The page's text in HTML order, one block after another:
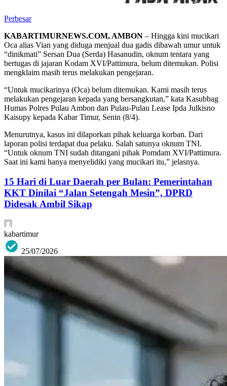
Perbesar
KABARTIMURNEWS.COM, AMBON – Hingga kini mucikari
Oca alias Vian yang diduga menjual dua gadis dibawah umur untuk
“dinikmati” Sersan Dua (Serda) Hasanudin, oknum tentara yang
bertugas di jajaran Kodam XVI/Pattimura, belum ditemukan. Polisi
mengklaim masih terus melakukan pengejaran.
“Untuk mucikarinya (Oca) belum ditemukan. Kami masih terus
melakukan pengejaran kepada yang bersangkutan,” kata Kasubbag
Humas Polres Pulau Ambon dan Pulau-Pulau Lease Ipda Julkisno
Kaisupy kepada Kabar Timur, Senin (8/4).
Menurutnya, kasus ini dilaporkan pihak keluarga korban. Dari
laporan polisi terdapat dua pelaku. Salah satunya oknum TNI.
“Untuk oknum TNI sudah ditangani pihak Pomdam XVI/Pattimura.
Saat ini kami hanya menyelidiki yang mucikari itu,” jelasnya.
15 Hari di Luar Daerah per Bulan: Pemerintahan
KKT Dinilai “Jalan Setengah Mesin”, DPRD
Didesak Ambil Sikap
kabartimur
25/07/2026